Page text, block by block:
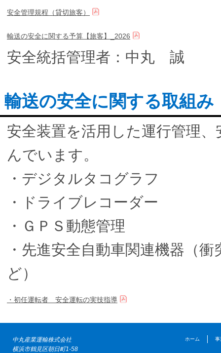
安全管理規程（貸切旅客）
輸送の安全に関する予算【旅客】_2026
安全統括管理者：中丸 誠
輸送の安全に関する取組み
安全装置を活用した運行管理
んでいます。
・デジタルタコグラフ
・ドライブレコーダー
・ＧＰＳ動態管理
・先進安全自動車関連機器（
ど）
・初任運転者 安全運転の実技指導
中丸産業運輸株式会社
横浜市鶴見区朝日町1-58
ホーム 事